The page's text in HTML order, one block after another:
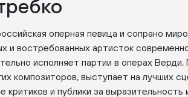
оперная певица и сопрано
и востребованных артисток
исполняет партии в операх Верди,
композиторов, выступает на лучших
критиков и публики за выразительность